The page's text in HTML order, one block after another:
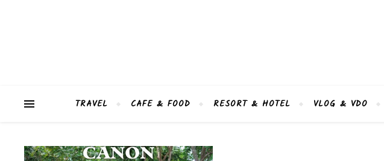
TRAVEL CAFE & FOOD RESORT & HOTEL VLOG & VDO